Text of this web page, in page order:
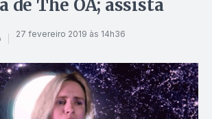
de The OA; assista
27 fevereiro 2019 às 14h36